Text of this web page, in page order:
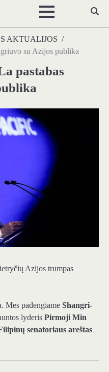
AKTUALIJOS
su Azijos publika
pastabas
Azijos trumpas
Mes padengiame Shangri-
lyderis Pirmoji Min
senatoriaus areštas